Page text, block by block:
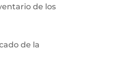
de los
de la